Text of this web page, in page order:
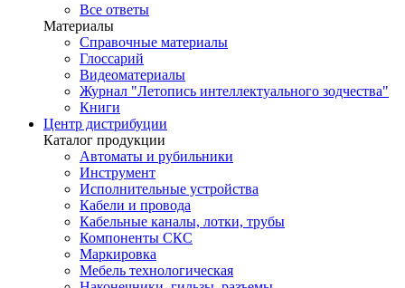
Все ответы
Материалы
Справочные материалы
Глоссарий
Видеоматериалы
Журнал "Летопись интеллектуального зодчества"
Книги
Центр дистрибуции
Каталог продукции
Автоматы и рубильники
Инструмент
Исполнительные устройства
Кабели и провода
Кабельные каналы, лотки, трубы
Компоненты СКС
Маркировка
Мебель технологическая